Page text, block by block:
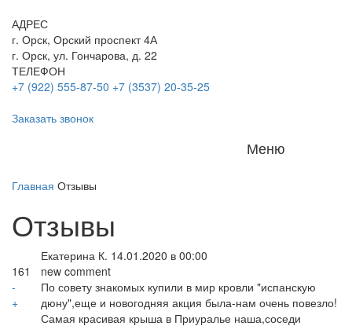
АДРЕС
г. Орск, Орский проспект 4А
г. Орск, ул. Гончарова, д. 22
ТЕЛЕФОН
+7 (922) 555-87-50 +7 (3537) 20-35-25
Заказать звонок
Меню
Главная Отзывы
Отзывы
161
-
+
Екатерина К. 14.01.2020 в 00:00
new comment
По совету знакомых купили в мир кровли "испанскую
дюну",еще и новогодняя акция была-нам очень повезло!
Самая красивая крыша в Приуралье наша,соседи